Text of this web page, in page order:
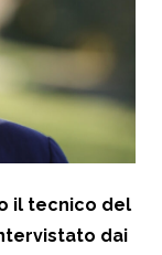
il tecnico del
dai